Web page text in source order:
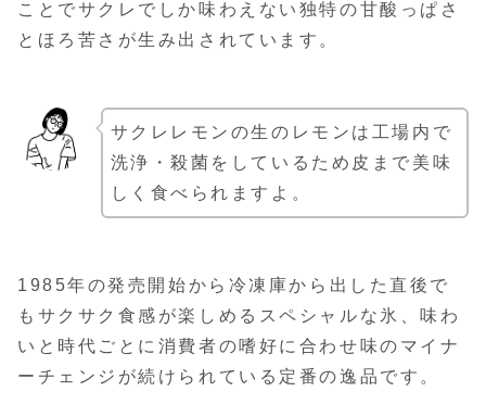
ことでサクレでしか味わえない独特の甘酸っぱさ
とほろ苦さが生み出されています。
サクレレモンの生のレモンは工場内で
洗浄・殺菌をしているため皮まで美味
しく食べられますよ。
1985年の発売開始から冷凍庫から出した直後で
もサクサク食感が楽しめるスペシャルな氷、味わ
いと時代ごとに消費者の嗜好に合わせ味のマイナ
ーチェンジが続けられている定番の逸品です。